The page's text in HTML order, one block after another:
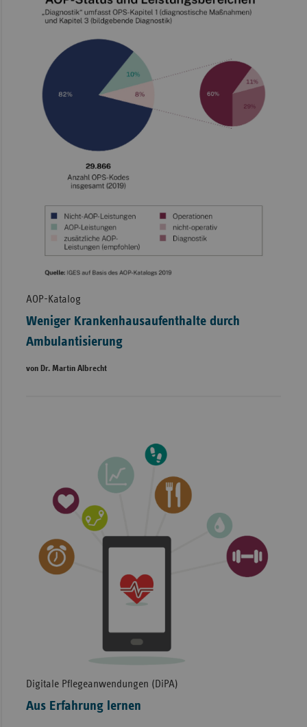
AOP-Katalog
Weniger Krankenhausaufenthalte durch
Ambulantisierung
von Dr. Martin Albrecht
Digitale Pflegeanwendungen (DiPA)
Aus Erfahrung lernen